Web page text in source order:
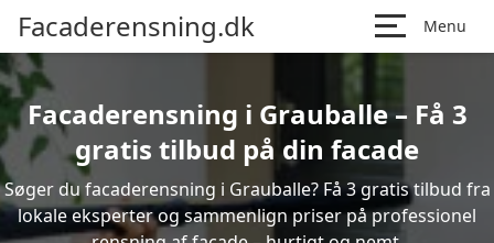
Facaderensning.dk Menu
Facaderensning i Grauballe – Få 3
gratis tilbud på din facade
Søger du facaderensning i Grauballe? Få 3 gratis tilbud fra
lokale eksperter og sammenlign priser på professionel